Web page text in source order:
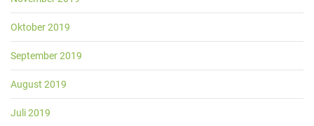
Oktober 2019
September 2019
August 2019
Juli 2019